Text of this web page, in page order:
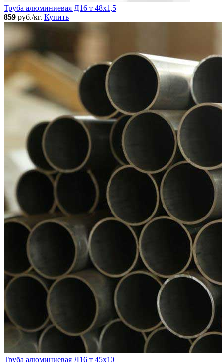
Труба алюминиевая Д16 т 48х1,5
859 руб./кг. Купить
Труба алюминиевая Д16 т 45х10